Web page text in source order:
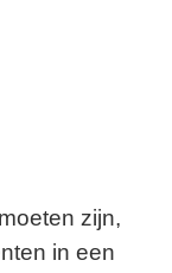
zijn,
in een